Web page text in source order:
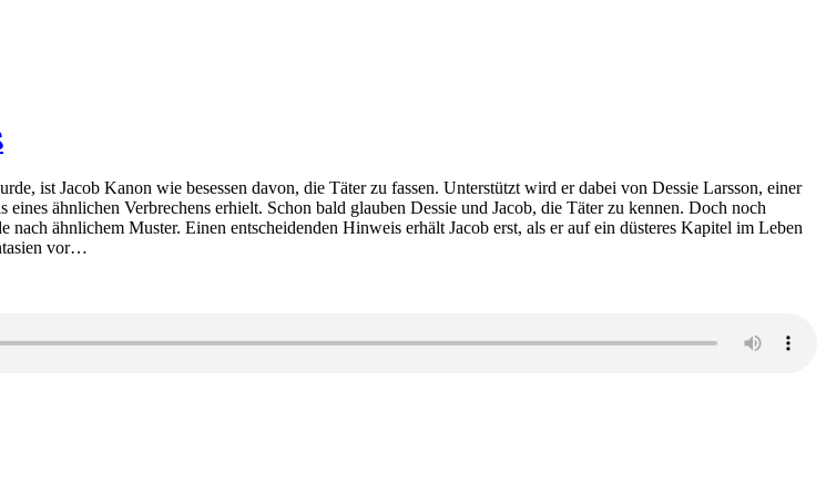
ist Jacob Kanon wie besessen davon, die Täter zu fassen. Unterstützt wird er dabei von Dessie Larsson, einer
ähnlichen Verbrechens erhielt. Schon bald glauben Dessie und Jacob, die Täter zu kennen. Doch noch
ähnlichem Muster. Einen entscheidenden Hinweis erhält Jacob erst, als er auf ein düsteres Kapitel im Leben
vor…